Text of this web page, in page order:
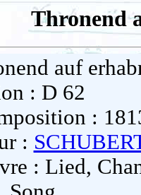
Thronend
auf
: D 62
:
:
: Lied,